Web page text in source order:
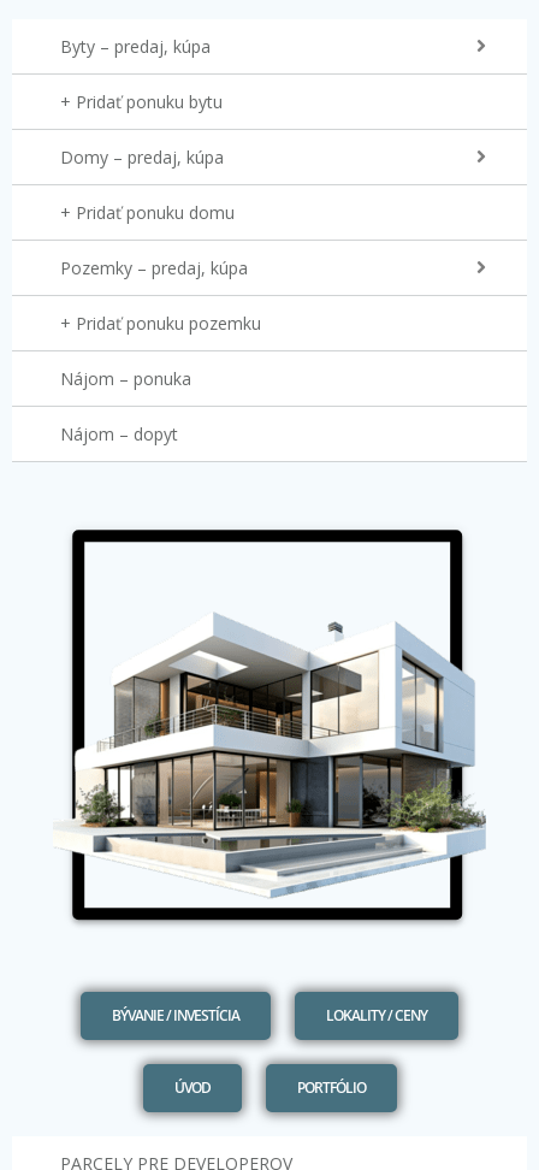
Byty – predaj, kúpa
+ Pridať ponuku bytu
Domy – predaj, kúpa
+ Pridať ponuku domu
Pozemky – predaj, kúpa
+ Pridať ponuku pozemku
Nájom – ponuka
Nájom – dopyt
BÝVANIE / INVESTÍCIA LOKALITY / CENY
ÚVOD PORTFÓLIO
PARCELY PRE DEVELOPEROV